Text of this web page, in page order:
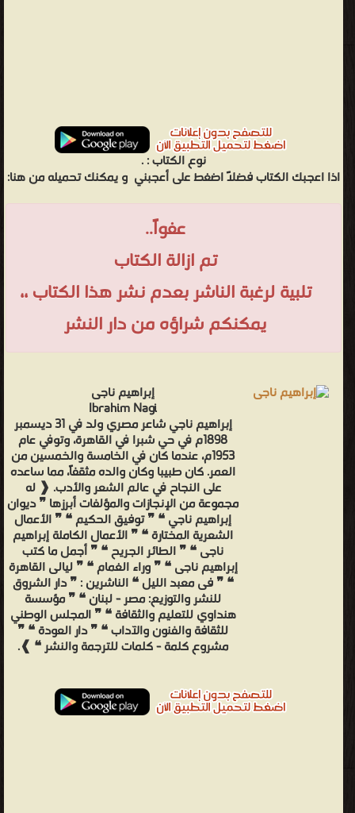
نوع الكتاب :.
اذا اعجبك الكتاب فضلاً اضغط على أعجبني و يمكنك تحميله من هنا:
عفواً..
تم ازالة الكتاب
تلبية لرغبة الناشر بعدم نشر هذا الكتاب ،،
يمكنكم شراؤه من دار النشر
إبراهيم ناجى
Ibrahim Nagi
إبراهيم ناجي شاعر مصري ولد في 31 ديسمبر
1898م في حي شبرا في القاهرة، وتوفي عام
1953م، عندما كان في الخامسة والخمسين من
العمر. كان طبيبا وكان والده مثقفاً، مما ساعده
على النجاح في عالم الشعر والأدب. ❰ له
مجموعة من الإنجازات والمؤلفات أبرزها ❞ ديوان
إبراهيم ناجي ❝ ❞ توفيق الحكيم ❝ ❞ الأعمال
الشعرية المختارة ❝ ❞ الأعمال الكاملة إبراهيم
ناجى ❝ ❞ الطائر الجريح ❝ ❞ أجمل ما كتب
إبراهيم ناجى ❝ ❞ وراء الغمام ❝ ❞ ليالى القاهرة
❝ ❞ فى معبد الليل ❝ الناشرين : ❞ دار الشروق
للنشر والتوزيع: مصر - لبنان ❝ ❞ مؤسسة
هنداوي للتعليم والثقافة ❝ ❞ المجلس الوطني
للثقافة والفنون والآداب ❝ ❞ دار العودة ❝ ❞
مشروع كلمة - كلمات للترجمة والنشر ❝ ❱.